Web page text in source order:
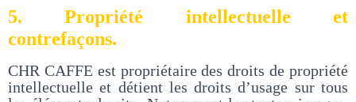
5. Propriété intellectuelle et
contrefaçons.
CHR CAFFE est propriétaire des droits de propriété
intellectuelle et détient les droits d’usage sur tous